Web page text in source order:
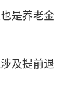
是养老金
及提前退